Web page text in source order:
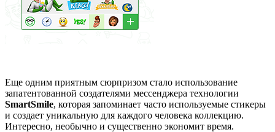
Еще одним приятным сюрпризом стало использование
запатентованной создателями мессенджера технологии
SmartSmile, которая запоминает часто используемые стикеры
и создает уникальную для каждого человека коллекцию.
Интересно, необычно и существенно экономит время.